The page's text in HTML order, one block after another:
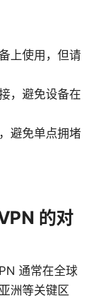
上使用，但请
，避免设备在
避免单点拥堵
的对
通常在全球
洲等关键区